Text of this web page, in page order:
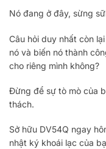
Nó đang ở đây, sừng
Câu hỏi duy nhất còn
nó và biến nó thành
cho riêng mình không?
Đừng để sự tò mò của
thách.
Sở hữu DV54Q ngay
nhật ký khoái lạc của